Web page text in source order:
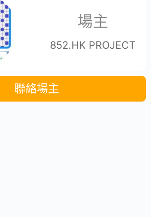
場主
852.HK PROJECT
聯絡場主